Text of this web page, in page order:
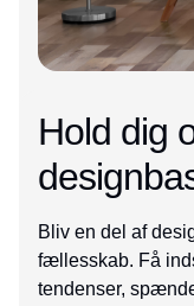
Hold dig
Bliv en del af
fællesskab. Få
tendenser,